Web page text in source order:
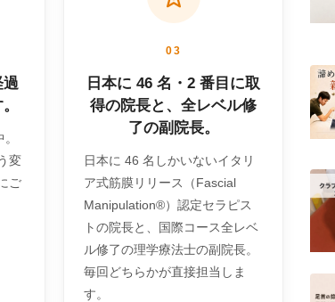
過
変
ご
03
日本に 46 名・2 番目に取
得の院長と、全レベル修
了の副院長。
日本に 46 名しかいないイタリ
ア式筋膜リリース（Fascial
Manipulation®）認定セラピス
トの院長と、国際コース全レベ
ル修了の理学療法士の副院長。
毎回どちらかが直接担当しま
す。